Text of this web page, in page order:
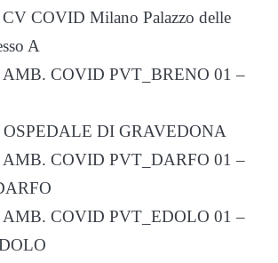
COVID Milano Palazzo delle
A
AMB. COVID PVT_BRENO 01 –
OSPEDALE DI GRAVEDONA
AMB. COVID PVT_DARFO 01 –
AMB. COVID PVT_EDOLO 01 –